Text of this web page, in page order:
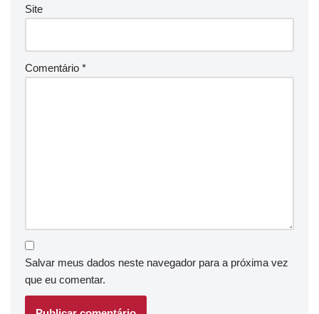
Site
Comentário *
Salvar meus dados neste navegador para a próxima vez
que eu comentar.